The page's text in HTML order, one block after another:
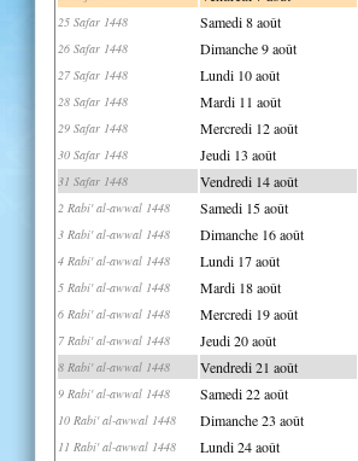
25 Safar 1448 Samedi 8 août
26 Safar 1448 Dimanche 9 août
27 Safar 1448 Lundi 10 août
28 Safar 1448 Mardi 11 août
29 Safar 1448 Mercredi 12 août
30 Safar 1448 Jeudi 13 août
31 Safar 1448 Vendredi 14 août
2 Rabi' al-awwal 1448 Samedi 15 août
3 Rabi' al-awwal 1448 Dimanche 16 août
4 Rabi' al-awwal 1448 Lundi 17 août
5 Rabi' al-awwal 1448 Mardi 18 août
6 Rabi' al-awwal 1448 Mercredi 19 août
7 Rabi' al-awwal 1448 Jeudi 20 août
8 Rabi' al-awwal 1448 Vendredi 21 août
9 Rabi' al-awwal 1448 Samedi 22 août
10 Rabi' al-awwal 1448 Dimanche 23 août
11 Rabi' al-awwal 1448 Lundi 24 août